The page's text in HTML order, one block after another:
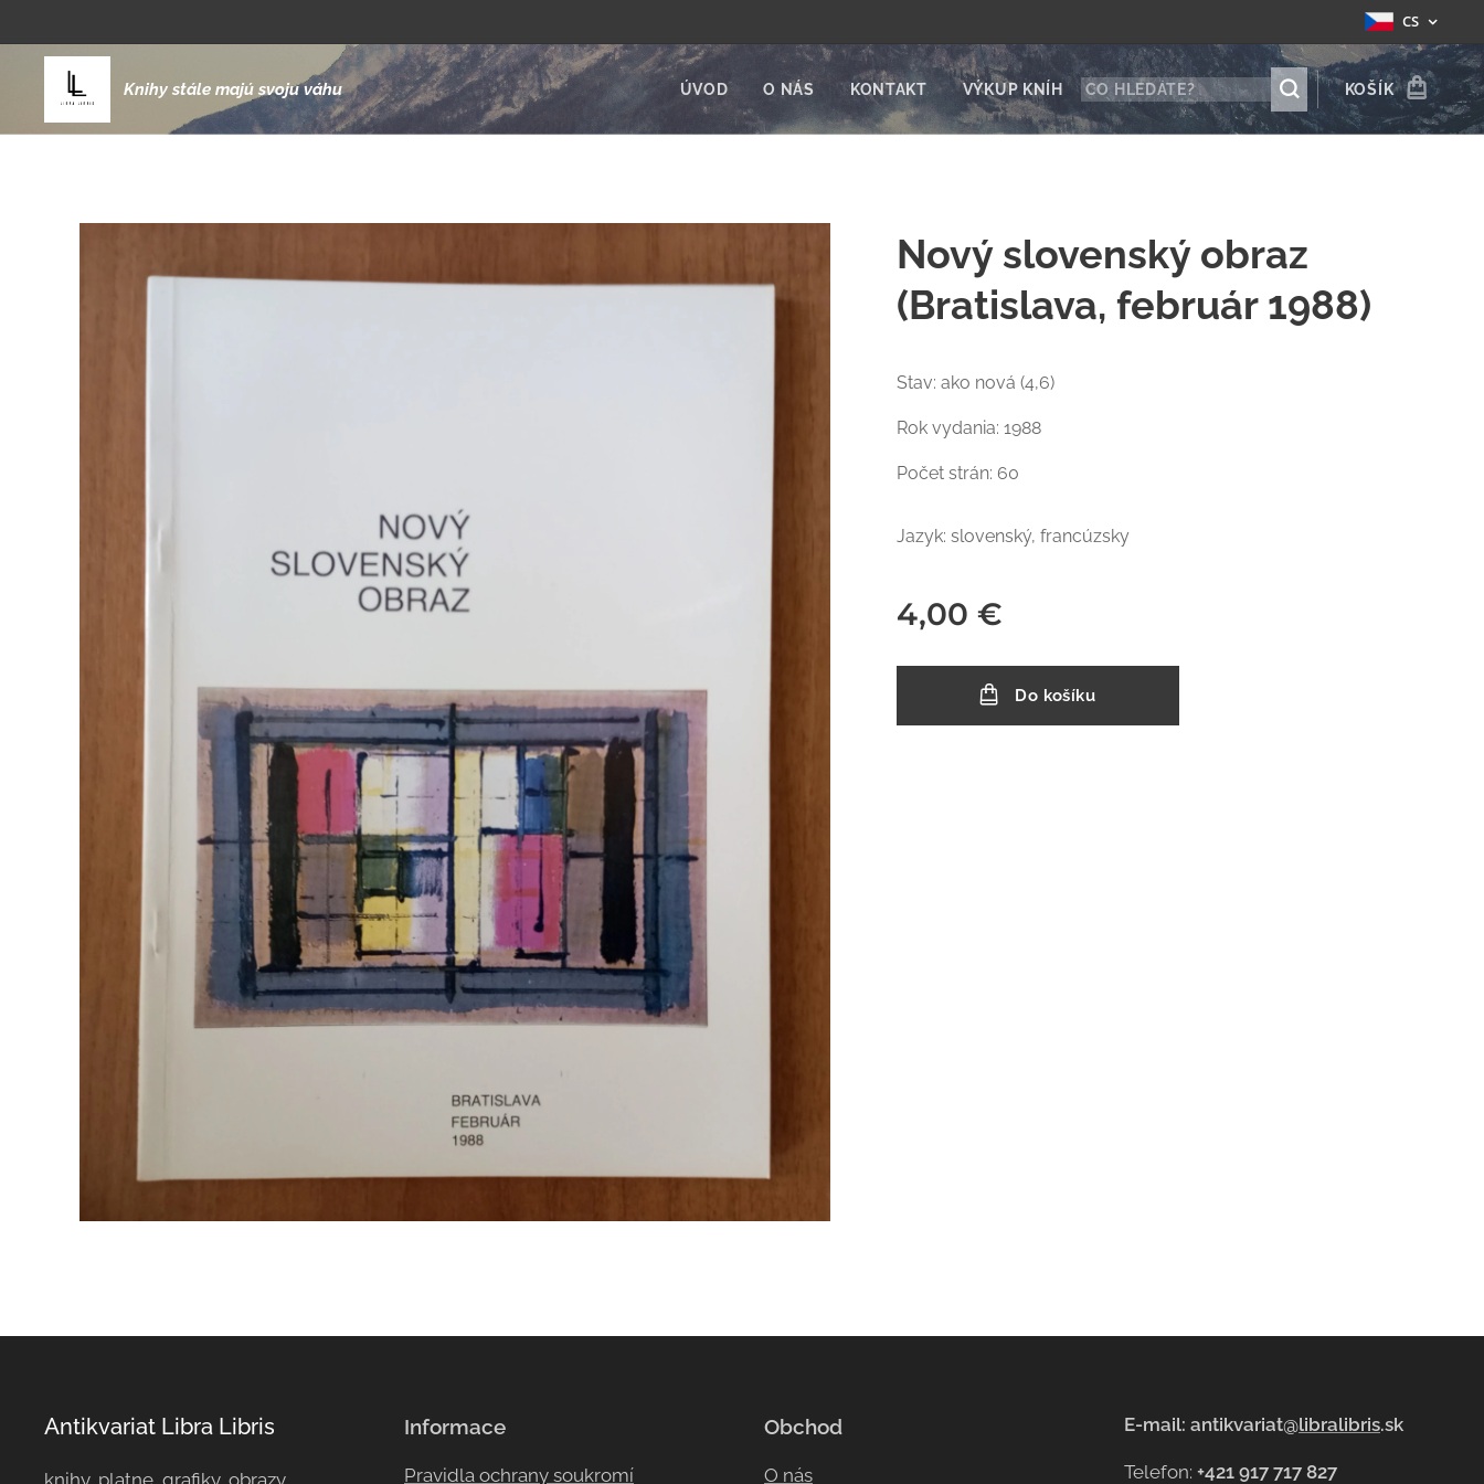
CS
Knihy stále majú svoju váhu ÚVOD O NÁS KONTAKT VÝKUP KNÍH KOŠÍK
Nový slovenský obraz
(Bratislava, február 1988)
Stav: ako nová (4,6)
Rok vydania: 1988
Počet strán: 60
Jazyk: slovenský, francúzsky
4,00 €
Do košíku
Antikvariat Libra Libris Informace
Pravidla ochrany soukromí
Obchod
O nás
E-mail: antikvariat@libralibris.sk
Telefon: +421 917 717 827